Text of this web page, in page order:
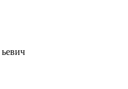
ьевич